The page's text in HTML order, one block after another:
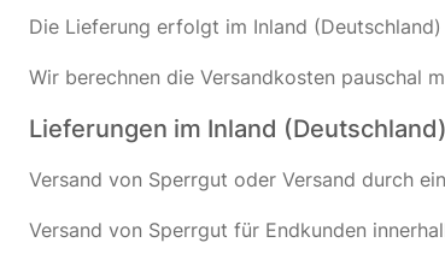
Die Lieferung erfolgt im Inland
Wir berechnen die Versandkosten pauschal
Lieferungen im Inland
Versand von Sperrgut oder Versand durch
Versand von Sperrgut für Endkunden